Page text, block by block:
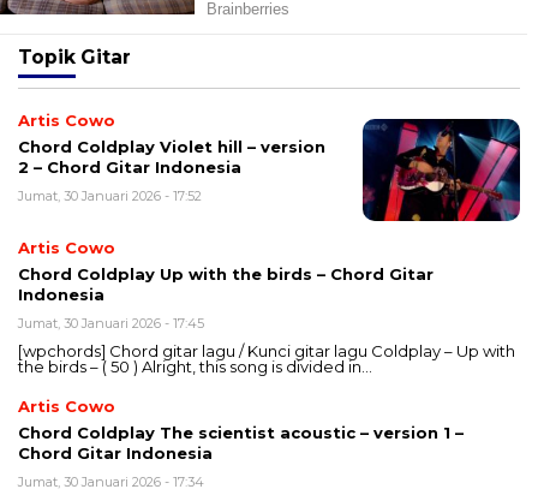
Topik Gitar
Artis Cowo
Chord Coldplay Violet hill – version
2 – Chord Gitar Indonesia
Jumat, 30 Januari 2026 - 17:52
Artis Cowo
Chord Coldplay Up with the birds – Chord Gitar
Indonesia
Jumat, 30 Januari 2026 - 17:45
[wpchords] Chord gitar lagu / Kunci gitar lagu Coldplay – Up with
the birds – ( 50 ) Alright, this song is divided in…
Artis Cowo
Chord Coldplay The scientist acoustic – version 1 –
Chord Gitar Indonesia
Jumat, 30 Januari 2026 - 17:34